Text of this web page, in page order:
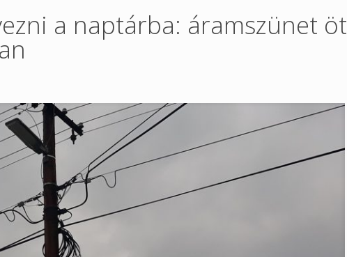
a naptárba: áramszünet öt